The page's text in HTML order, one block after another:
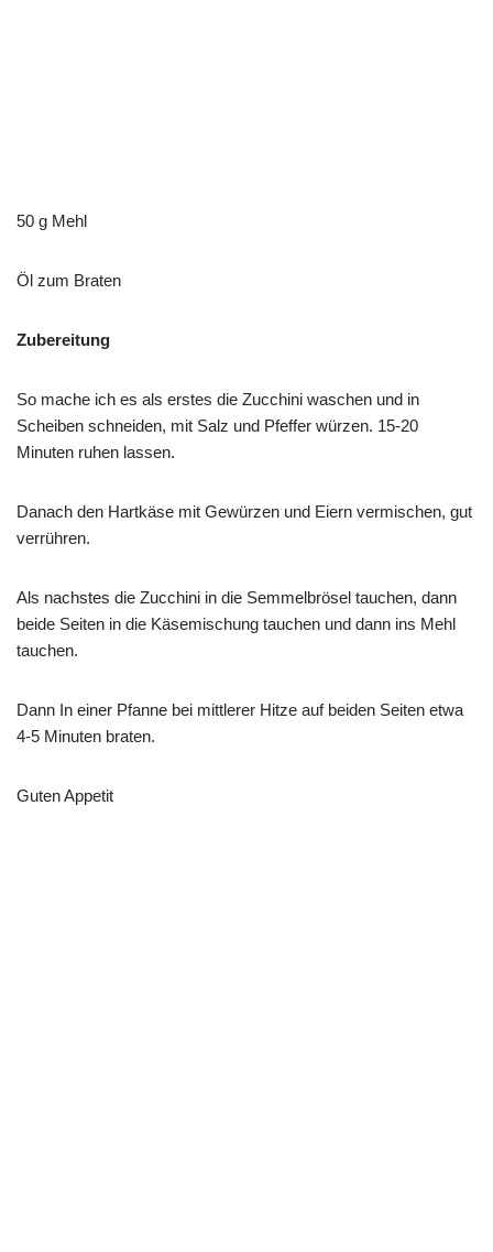
50 g Mehl
Öl zum Braten
Zubereitung
So mache ich es als erstes die Zucchini waschen und in
Scheiben schneiden, mit Salz und Pfeffer würzen. 15-20
Minuten ruhen lassen.
Danach den Hartkäse mit Gewürzen und Eiern vermischen, gut
verrühren.
Als nachstes die Zucchini in die Semmelbrösel tauchen, dann
beide Seiten in die Käsemischung tauchen und dann ins Mehl
tauchen.
Dann In einer Pfanne bei mittlerer Hitze auf beiden Seiten etwa
4-5 Minuten braten.
Guten Appetit